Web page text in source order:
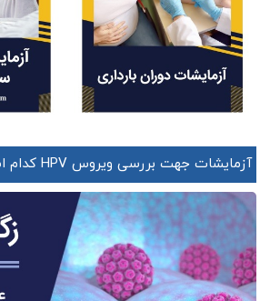
آزمایشات جهت بررسی ویروس HPV کدام است؟